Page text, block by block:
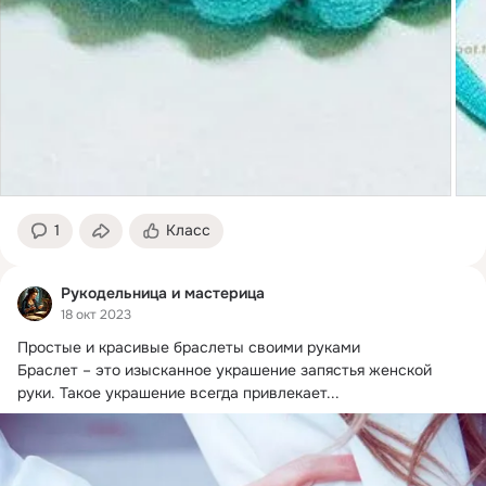
1 Класс
Рукодельница и мастерица
18 окт 2023
Простые и красивые браслеты своими руками
Браслет – это изысканное украшение запястья женской
руки. Такое украшение всегда привлекает...